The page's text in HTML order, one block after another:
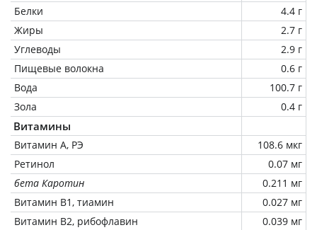
Белки
4.4 г
Жиры
2.7 г
Углеводы
2.9 г
Пищевые волокна
0.6 г
Вода
100.7 г
Зола
0.4 г
Витамины
Витамин А, РЭ
108.6 мкг
Ретинол
0.07 мг
бета Каротин
0.211 мг
Витамин В1, тиамин
0.027 мг
Витамин В2, рибофлавин
0.039 мг